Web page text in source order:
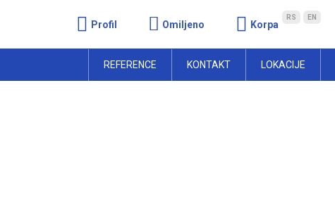
Profil Omiljeno Korpa
RS EN
REFERENCE KONTAKT LOKACIJE